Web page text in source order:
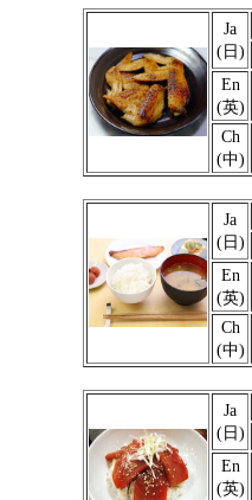
Ja
(日)
En
(英)
Ch
(中)
Ja
(日)
En
(英)
Ch
(中)
Ja
(日)
En
(英)